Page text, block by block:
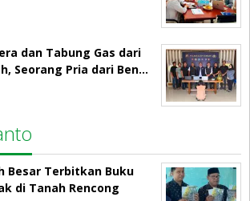
dan Tabung Gas dari
Seorang Pria dari Ben…
Besar Terbitkan Buku
di Tanah Rencong